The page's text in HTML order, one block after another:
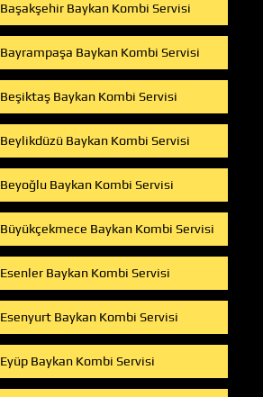
Başakşehir Baykan Kombi Servisi
Bayrampaşa Baykan Kombi Servisi
Beşiktaş Baykan Kombi Servisi
Beylikdüzü Baykan Kombi Servisi
Beyoğlu Baykan Kombi Servisi
Büyükçekmece Baykan Kombi Servisi
Esenler Baykan Kombi Servisi
Esenyurt Baykan Kombi Servisi
Eyüp Baykan Kombi Servisi